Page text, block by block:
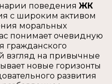
поведения ЖК
с широким активом
моральных
понимает очевидную
гражданского
взгляд на привычные
новые горизонты
развития